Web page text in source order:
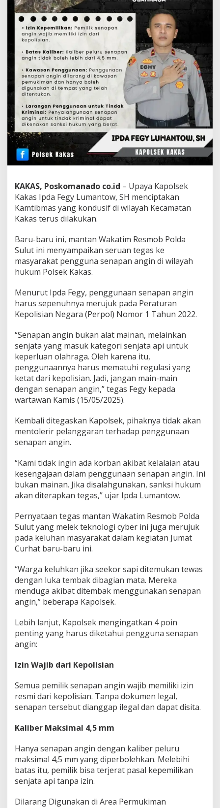
KAKAS, Poskomanado co.id – Upaya Kapolsek
Kakas Ipda Fegy Lumantow, SH menciptakan
Kamtibmas yang kondusif di wilayah Kecamatan
Kakas terus dilakukan.
Baru-baru ini, mantan Wakatim Resmob Polda
Sulut ini menyampaikan seruan tegas ke
masyarakat pengguna senapan angin di wilayah
hukum Polsek Kakas.
Menurut Ipda Fegy, penggunaan senapan angin
harus sepenuhnya merujuk pada Peraturan
Kepolisian Negara (Perpol) Nomor 1 Tahun 2022.
“Senapan angin bukan alat mainan, melainkan
senjata yang masuk kategori senjata api untuk
keperluan olahraga. Oleh karena itu,
penggunaannya harus mematuhi regulasi yang
ketat dari kepolisian. Jadi, jangan main-main
dengan senapan angin,” tegas Fegy kepada
wartawan Kamis (15/05/2025).
Kembali ditegaskan Kapolsek, pihaknya tidak akan
mentolerir pelanggaran terhadap penggunaan
senapan angin.
“Kami tidak ingin ada korban akibat kelalaian atau
kesengajaan dalam penggunaan senapan angin. Ini
bukan mainan. Jika disalahgunakan, sanksi hukum
akan diterapkan tegas,” ujar Ipda Lumantow.
Pernyataan tegas mantan Wakatim Resmob Polda
Sulut yang melek teknologi cyber ini juga merujuk
pada keluhan masyarakat dalam kegiatan Jumat
Curhat baru-baru ini.
“Warga keluhkan jika seekor sapi ditemukan tewas
dengan luka tembak dibagian mata. Mereka
menduga akibat ditembak menggunakan senapan
angin,” beberapa Kapolsek.
Lebih lanjut, Kapolsek mengingatkan 4 poin
penting yang harus diketahui pengguna senapan
angin:
Izin Wajib dari Kepolisian
Semua pemilik senapan angin wajib memiliki izin
resmi dari kepolisian. Tanpa dokumen legal,
senapan tersebut dianggap ilegal dan dapat disita.
Kaliber Maksimal 4,5 mm
Hanya senapan angin dengan kaliber peluru
maksimal 4,5 mm yang diperbolehkan. Melebihi
batas itu, pemilik bisa terjerat pasal kepemilikan
senjata api tanpa izin.
Dilarang Digunakan di Area Permukiman